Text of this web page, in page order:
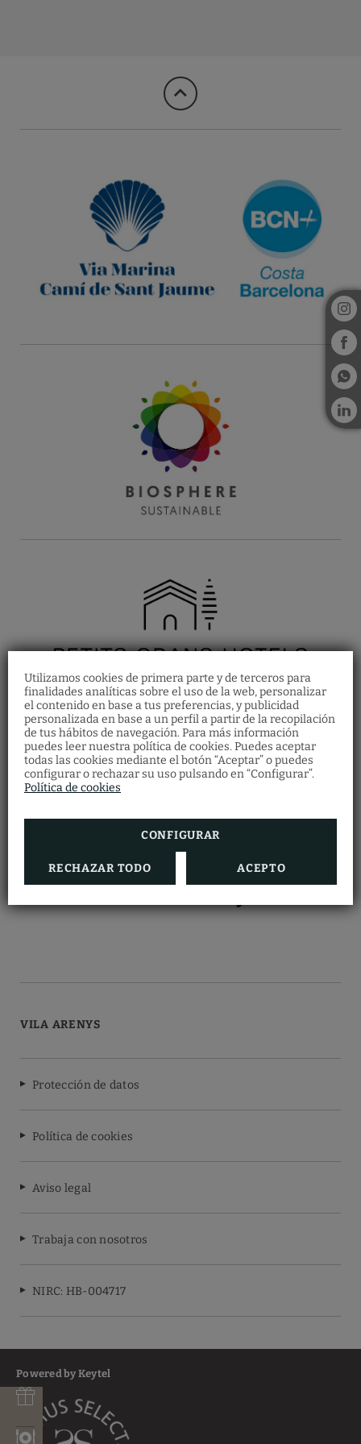
Utilizamos cookies de primera parte y de terceros para
finalidades analíticas sobre el uso de la web, personalizar
el contenido en base a tus preferencias, y publicidad
personalizada en base a un perfil a partir de la recopilación
de tus hábitos de navegación. Para más información
puedes leer nuestra política de cookies. Puedes aceptar
todas las cookies mediante el botón “Aceptar” o puedes
configurar o rechazar su uso pulsando en “Configurar”.
Política de cookies
CONFIGURAR
RECHAZAR TODO ACEPTO
VILA ARENYS
Protección de datos
Política de cookies
Aviso legal
Trabaja con nosotros
NIRC: HB-004717
Powered by Keytel
Restaurante
Haz tu reserva en el restaurante
cumplimentando el formulario.
Bonos regalo
Descubre nuestros bonos regalo y ofrece a
tus seres queridos multitud de experiencias
VER MÁS